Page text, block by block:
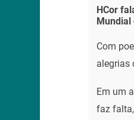
HCor
Mundial
Com
alegrias
Em um
faz